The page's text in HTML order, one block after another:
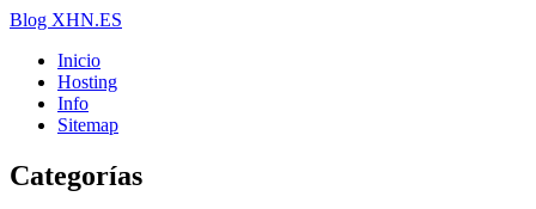
Blog XHN.ES
Inicio
Hosting
Info
Sitemap
Categorías